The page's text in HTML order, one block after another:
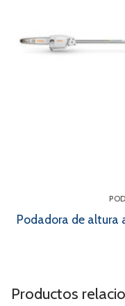
Podadora de altura
Productos